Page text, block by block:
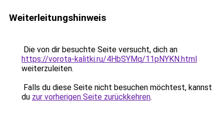
Weiterleitungshinweis
Die von dir besuchte Seite versucht, dich an
https://vorota-kalitki.ru/4HbSYMq/11pNYKN.html
weiterzuleiten.
Falls du diese Seite nicht besuchen möchtest, kannst
du zur vorherigen Seite zurückkehren.